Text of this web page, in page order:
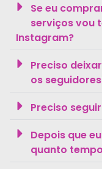
Se eu
serviços vou
Instagram?
Preciso
os
Preciso
Depois que
quanto